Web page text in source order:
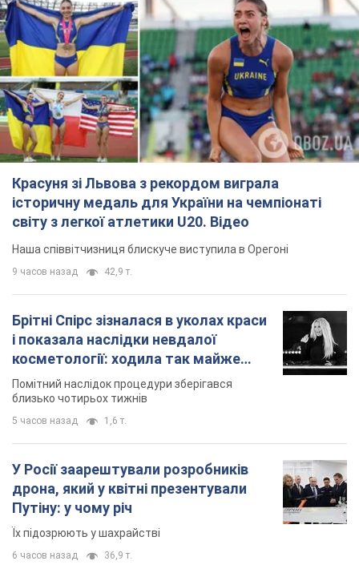
Красуня зі Львова з рекордом виграла
історичну медаль для України на чемпіонаті
світу з легкої атлетики U20. Відео
Наша співвітчизниця блискуче виступила в Орегоні
9 часов назад 42,9 т.
Брітні Спірс зізналася в уколах краси
і показала наслідки невдалої
косметології: ходила так майже
місяць
Помітний наслідок процедури зберігався
близько чотирьох тижнів
5 часов назад 1,6 т.
У Росії заарештували розробників
дрона, який у квітні презентували
Путіну: у чому річ
Їх підозрюють у шахрайстві
6 часов назад 36,9 т.